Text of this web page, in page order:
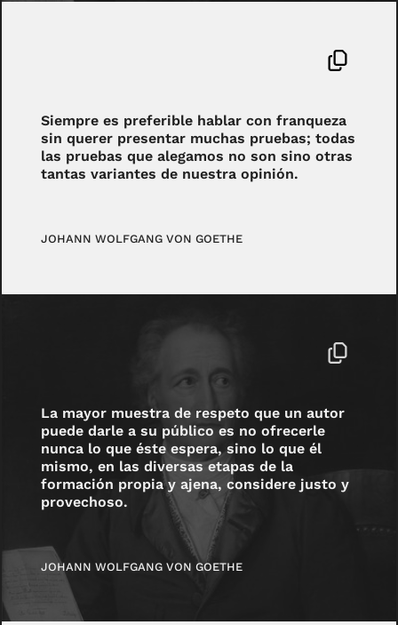
Siempre es preferible hablar con franqueza
sin querer presentar muchas pruebas; todas
las pruebas que alegamos no son sino otras
tantas variantes de nuestra opinión.
JOHANN WOLFGANG VON GOETHE
La mayor muestra de respeto que un autor
puede darle a su público es no ofrecerle
nunca lo que éste espera, sino lo que él
mismo, en las diversas etapas de la
formación propia y ajena, considere justo y
provechoso.
JOHANN WOLFGANG VON GOETHE